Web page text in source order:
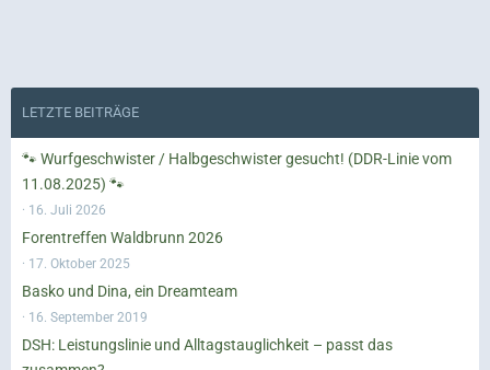
LETZTE BEITRÄGE
🐾 Wurfgeschwister / Halbgeschwister gesucht! (DDR-Linie vom
11.08.2025) 🐾
16. Juli 2026
Forentreffen Waldbrunn 2026
17. Oktober 2025
Basko und Dina, ein Dreamteam
16. September 2019
DSH: Leistungslinie und Alltagstauglichkeit – passt das